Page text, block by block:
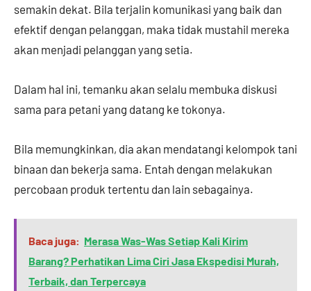
semakin dekat. Bila terjalin komunikasi yang baik dan
efektif dengan pelanggan, maka tidak mustahil mereka
akan menjadi pelanggan yang setia.
Dalam hal ini, temanku akan selalu membuka diskusi
sama para petani yang datang ke tokonya.
Bila memungkinkan, dia akan mendatangi kelompok tani
binaan dan bekerja sama. Entah dengan melakukan
percobaan produk tertentu dan lain sebagainya.
Baca juga: Merasa Was-Was Setiap Kali Kirim
Barang? Perhatikan Lima Ciri Jasa Ekspedisi Murah,
Terbaik, dan Terpercaya